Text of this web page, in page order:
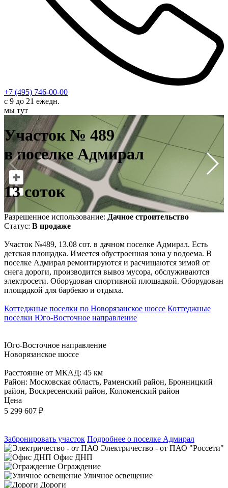
+7 (495) 746-00-00
с 9 до 21 ежедн.
мы тут
Участок № 489
в поселке Адмирал
13 соток
Разрешенное использование: Дачное строительство
Статус: В продаже
Участок №489, 13.08 сот. в дачном поселке Адмирал. Есть
детская площадка. Имеется обустроенная зона у водоема. В
поселке Адмирал ремонтируются и расчищаются зимой от
снега дороги, производится вывоз мусора, обслуживаются
электросети. Оборудован спортивной площадкой. Оборудован
площадкой для барбекю и отдыха.
Коттеджные поселки по Новорязанское шоссе Коттеджные
поселки Юго-Восточное направление
Юго-Восточное направление
Новорязанское шоссе
Расстояние от МКАД: 45 км
Район: Московская область, Раменский район, Бронницкий
район, Воскресенский район, Коломенский район
Цена
5 299 607 ₽
Забронировать участок Подробнее о поселке Адмирал
Электричество - от ПАО "Россети"
Офис ДНП
Ограждение
Уличное освещение
Дороги